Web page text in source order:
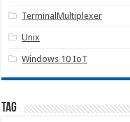
TerminalMultiplexer
Unix
Windows 10 IoT
Tag